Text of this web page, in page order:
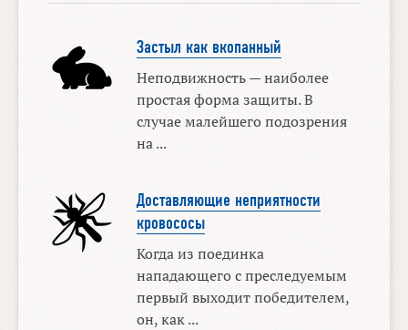
Застыл как вкопанный
Неподвижность — наиболее
простая форма защиты. В
случае малейшего подозрения
на ...
Доставляющие неприятности
кровососы
Когда из поединка
нападающего с преследуемым
первый выходит победителем,
он, как ...